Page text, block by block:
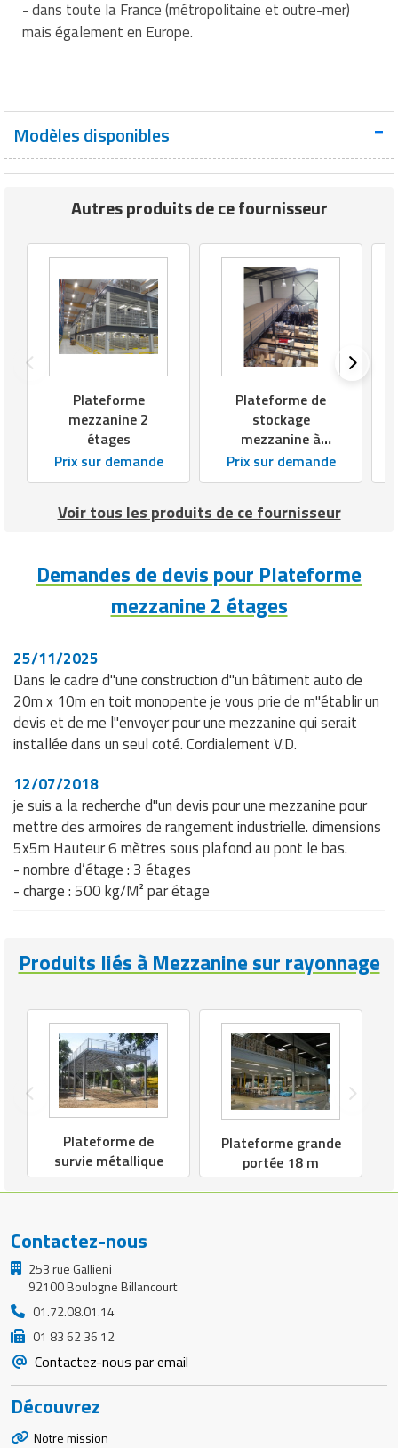
- dans toute la France (métropolitaine et outre-mer)
mais également en Europe.
Modèles disponibles
Autres produits de ce fournisseur
Plateforme
mezzanine 2
étages
Prix sur demande
Plateforme de
stockage
mezzanine à
escalier ERP
Prix sur demande
Voir tous les produits de ce fournisseur
Demandes de devis pour Plateforme
mezzanine 2 étages
25/11/2025
Dans le cadre d"une construction d"un bâtiment auto de
20m x 10m en toit monopente je vous prie de m"établir un
devis et de me l"envoyer pour une mezzanine qui serait
installée dans un seul coté. Cordialement V.D.
12/07/2018
je suis a la recherche d"un devis pour une mezzanine pour
mettre des armoires de rangement industrielle. dimensions
5x5m Hauteur 6 mètres sous plafond au pont le bas.
- nombre d’étage : 3 étages
- charge : 500 kg/M² par étage
Produits liés à Mezzanine sur rayonnage
Plateforme de
survie métallique
Plateforme grande
portée 18 m
Contactez-nous
253 rue Gallieni
92100 Boulogne Billancourt
01.72.08.01.14
01 83 62 36 12
Contactez-nous par email
Découvrez
Notre mission